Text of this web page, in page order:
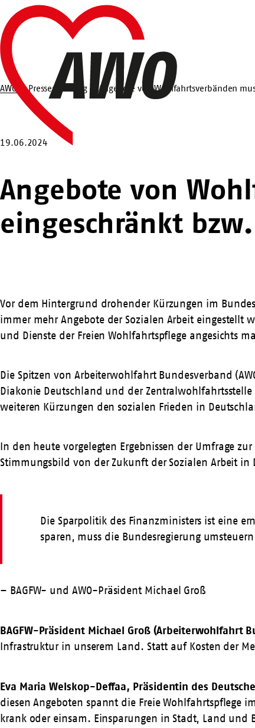
Zum
Hauptinhalt
springen
Startseite
Suche
AWO Pressemeldung Angebote von Wohlfahrtsverbänden
19.06.2024
Angebote von
eingeschränkt
Vor dem Hintergrund drohender Kürzungen im
immer mehr Angebote der Sozialen Arbeit
und Dienste der Freien Wohlfahrtspflege angesichts
Die Spitzen von Arbeiterwohlfahrt Bundesverband
Diakonie Deutschland und der Zentralwohlfahrtsstelle
weiteren Kürzungen den sozialen Frieden in
In den heute vorgelegten Ergebnissen der Umfrage
Stimmungsbild von der Zukunft der Sozialen Arbeit
Die Sparpolitik des Finanzministers ist eine
sparen, muss die Bundesregierung
– BAGFW- und AWO-Präsident Michael Groß
BAGFW-Präsident Michael Groß (Arbeiterwohlfahrt
Infrastruktur in unserem Land. Statt auf Kosten der
Eva Maria Welskop-Deffaa, Präsidentin des
diesen Angeboten spannt die Freie Wohlfahrtspflege
krank oder einsam. Einsparungen in Stadt, Land